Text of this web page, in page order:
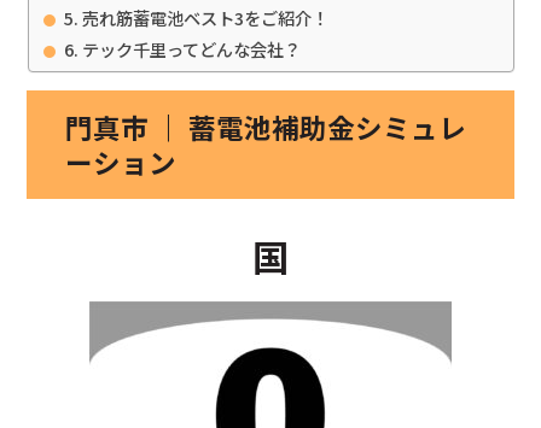
売れ筋蓄電池ベスト3をご紹介！
テック千里ってどんな会社？
門真市 ｜ 蓄電池補助金シミュレ
ーション
国